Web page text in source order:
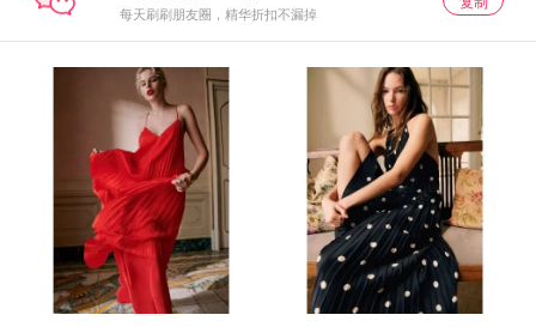
每天刷刷朋友圈，精华折扣不漏掉